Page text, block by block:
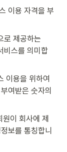
이용 자격을 부
로 제공하는
스를 의미합
이용을 위하여
여받은 숫자의
이 회사에 제
보를 통칭합니